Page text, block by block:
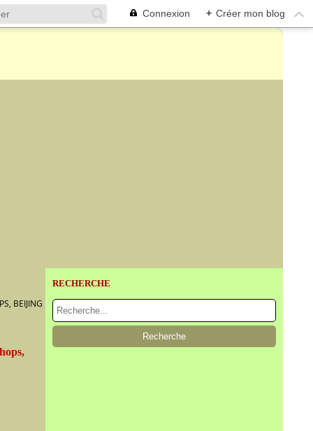
Connexion + Créer mon blog
BEIJING
RECHERCHE